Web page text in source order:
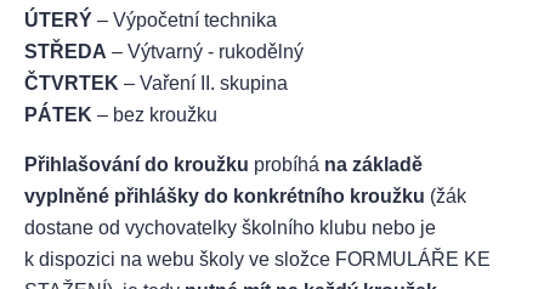
ÚTERÝ – Výpočetní technika
STŘEDA – Výtvarný - rukodělný
ČTVRTEK – Vaření II. skupina
PÁTEK – bez kroužku
Přihlašování do kroužku probíhá na základě
vyplněné přihlášky do konkrétního kroužku (žák
dostane od vychovatelky školního klubu nebo je
k dispozici na webu školy ve složce FORMULÁŘE KE